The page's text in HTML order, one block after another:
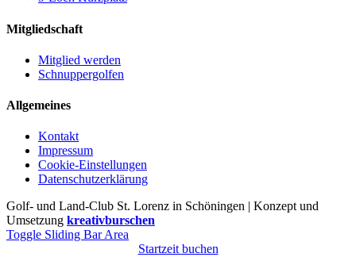
Mitgliedschaft
Mitglied werden
Schnuppergolfen
Allgemeines
Kontakt
Impressum
Cookie-Einstellungen
Datenschutzerklärung
Golf- und Land-Club St. Lorenz in Schöningen | Konzept und
Umsetzung kreativburschen
Toggle Sliding Bar Area
Startzeit buchen